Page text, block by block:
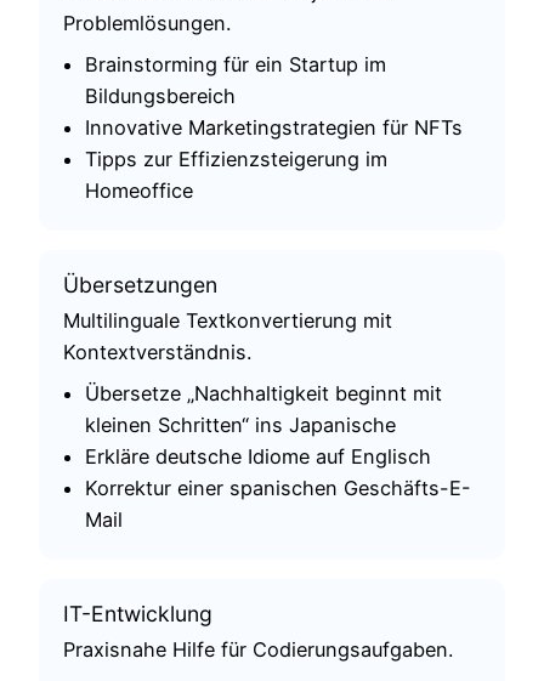
Problemlösungen.
Brainstorming für ein Startup im
Bildungsbereich
Innovative Marketingstrategien für NFTs
Tipps zur Effizienzsteigerung im
Homeoffice
Übersetzungen
Multilinguale Textkonvertierung mit
Kontextverständnis.
Übersetze „Nachhaltigkeit beginnt mit
kleinen Schritten“ ins Japanische
Erkläre deutsche Idiome auf Englisch
Korrektur einer spanischen Geschäfts-E-
Mail
IT-Entwicklung
Praxisnahe Hilfe für Codierungsaufgaben.